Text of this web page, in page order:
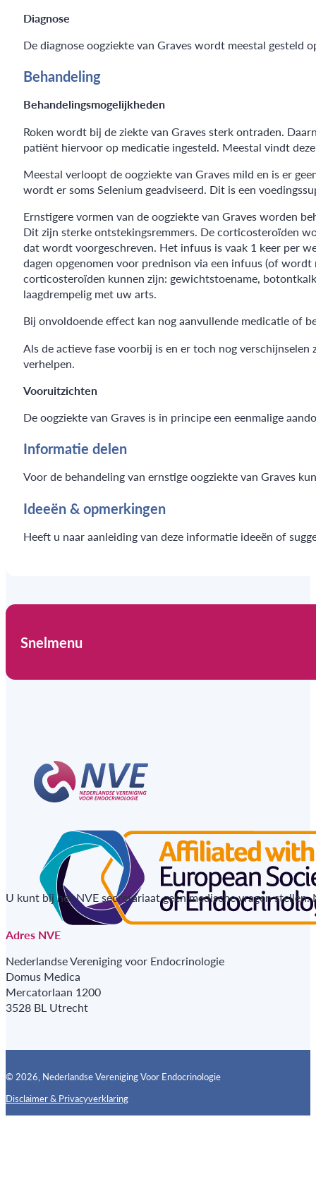
Diagnose
De diagnose oogziekte van Graves wordt meestal gesteld
Behandeling
Behandelingsmogelijkheden
Roken wordt bij de ziekte van Graves sterk ontraden.
patiënt hiervoor op medicatie ingesteld. Meestal vindt
Meestal verloopt de oogziekte van Graves mild en is er
wordt er soms Selenium geadviseerd. Dit is een
Ernstigere vormen van de oogziekte van Graves worden
Dit zijn sterke ontstekingsremmers. De corticosteroïden
dat wordt voorgeschreven. Het infuus is vaak 1 keer per
dagen opgenomen voor prednison via een infuus (of
corticosteroïden kunnen zijn: gewichtstoename,
laagdrempelig met uw arts.
Bij onvoldoende effect kan nog aanvullende medicatie of
Als de actieve fase voorbij is en er toch nog
verhelpen.
Vooruitzichten
De oogziekte van Graves is in principe een eenmalige
Informatie delen
Voor de behandeling van ernstige oogziekte van Graves
Ideeën & opmerkingen
Heeft u naar aanleiding van deze informatie ideeën of
Snelmenu
U kunt bij het NVE secretariaat geen medische vragen
Adres NVE
Nederlandse Vereniging voor Endocrinologie
Domus Medica
Mercatorlaan 1200
3528 BL Utrecht
© 2026, Nederlandse Vereniging Voor Endocrinologie
Disclaimer & PrivacyverklaringFollow us on X